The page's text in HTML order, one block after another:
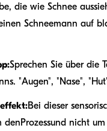
die wie Schnee
Schneemann auf
Sprechen Sie über die
"Augen", "Nase",
Bei dieser
denProzessund nicht